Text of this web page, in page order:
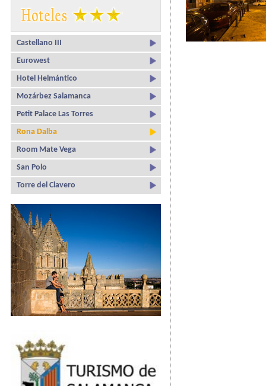
Castellano III
Eurowest
Hotel Helmántico
Mozárbez Salamanca
Petit Palace Las Torres
Rona Dalba
Room Mate Vega
San Polo
Torre del Clavero